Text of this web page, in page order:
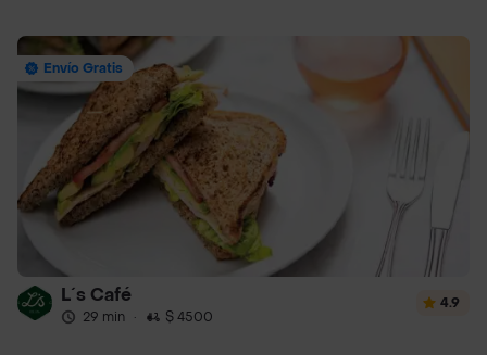
Envío Gratis
L´s Café
29 min · $ 4500
4.9